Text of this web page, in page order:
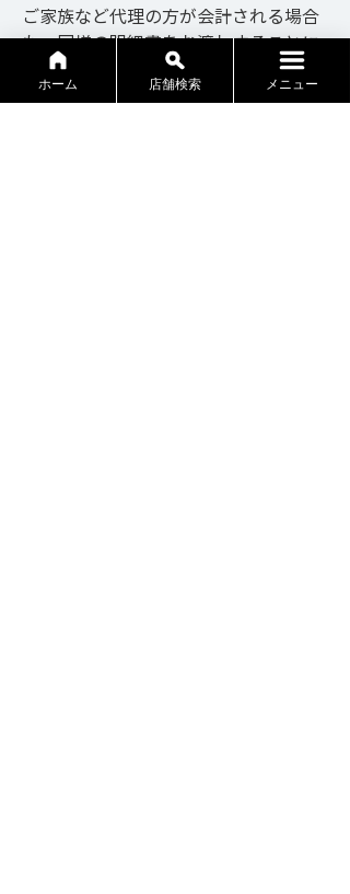
ご家族など代理の方が会計される場合
も、同様の明細書をお渡しすることに
なりますので、明細書の発行を希望さ
れない場合は、お手数ですが会計時に
ホーム 店舗検索 メニュー